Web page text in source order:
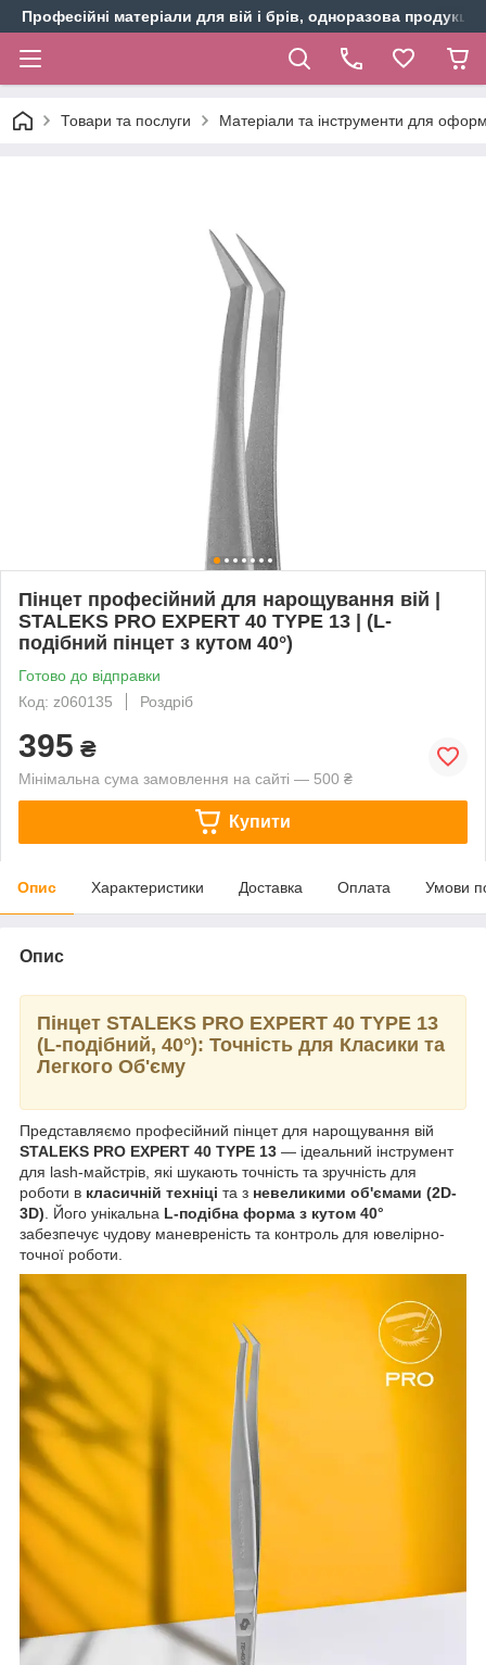
Професійні матеріали для вій і брів, одноразова продукція
Товари та послуги Матеріали та інструменти для
Пінцет професійний для нарощування вій |
STALEKS PRO EXPERT 40 TYPE 13 | (L-
подібний пінцет з кутом 40°)
Готово до відправки
Код: z060135
Роздріб
395 ₴
Мінімальна сума замовлення на сайті — 500 ₴
Купити
Опис Характеристики Доставка Оплата Умови
Опис
Пінцет STALEKS PRO EXPERT 40 TYPE 13
(L-подібний, 40°): Точність для Класики та
Легкого Об'єму
Представляємо професійний пінцет для нарощування вій
STALEKS PRO EXPERT 40 TYPE 13 — ідеальний інструмент
для lash-майстрів, які шукають точність та зручність для
роботи в класичній техніці та з невеликими об'ємами (2D-
3D). Його унікальна L-подібна форма з кутом 40°
забезпечує чудову маневреність та контроль для ювелірно-
точної роботи.